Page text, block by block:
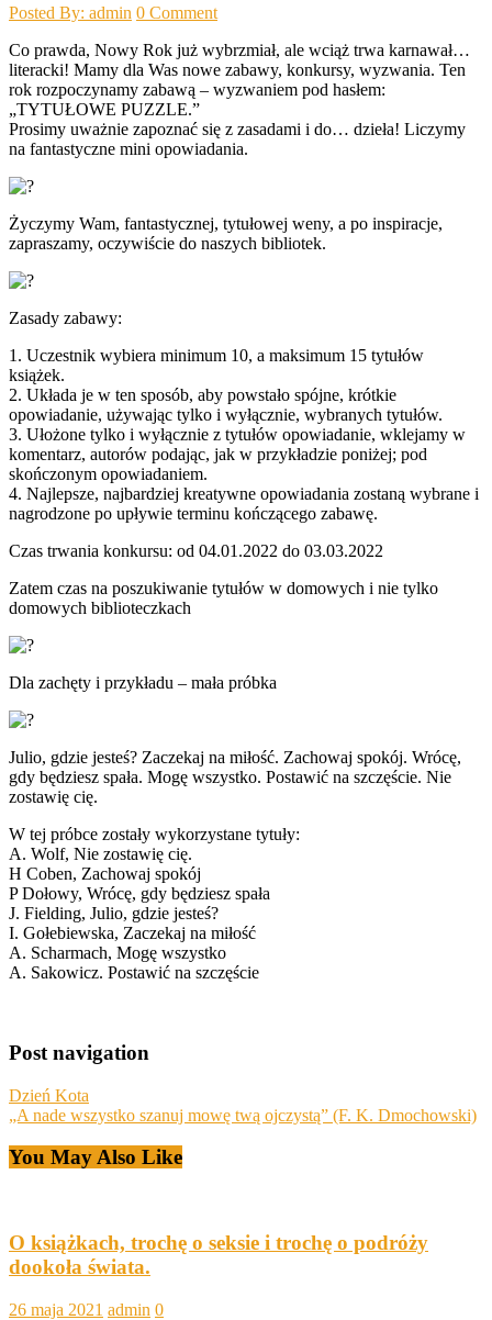
Posted By: admin 0 Comment
Co prawda, Nowy Rok już wybrzmiał, ale wciąż trwa karnawał…
literacki! Mamy dla Was nowe zabawy, konkursy, wyzwania. Ten
rok rozpoczynamy zabawą – wyzwaniem pod hasłem:
„TYTUŁOWE PUZZLE.”
Prosimy uważnie zapoznać się z zasadami i do… dzieła! Liczymy
na fantastyczne mini opowiadania.
Życzymy Wam, fantastycznej, tytułowej weny, a po inspiracje,
zapraszamy, oczywiście do naszych bibliotek.
Zasady zabawy:
1. Uczestnik wybiera minimum 10, a maksimum 15 tytułów
książek.
2. Układa je w ten sposób, aby powstało spójne, krótkie
opowiadanie, używając tylko i wyłącznie, wybranych tytułów.
3. Ułożone tylko i wyłącznie z tytułów opowiadanie, wklejamy w
komentarz, autorów podając, jak w przykładzie poniżej; pod
skończonym opowiadaniem.
4. Najlepsze, najbardziej kreatywne opowiadania zostaną wybrane i
nagrodzone po upływie terminu kończącego zabawę.
Czas trwania konkursu: od 04.01.2022 do 03.03.2022
Zatem czas na poszukiwanie tytułów w domowych i nie tylko
domowych biblioteczkach
Dla zachęty i przykładu – mała próbka
Julio, gdzie jesteś? Zaczekaj na miłość. Zachowaj spokój. Wrócę,
gdy będziesz spała. Mogę wszystko. Postawić na szczęście. Nie
zostawię cię.
W tej próbce zostały wykorzystane tytuły:
A. Wolf, Nie zostawię cię.
H Coben, Zachowaj spokój
P Dołowy, Wrócę, gdy będziesz spała
J. Fielding, Julio, gdzie jesteś?
I. Gołebiewska, Zaczekaj na miłość
A. Scharmach, Mogę wszystko
A. Sakowicz. Postawić na szczęście
Post navigation
Dzień Kota
„A nade wszystko szanuj mowę twą ojczystą” (F. K. Dmochowski)
You May Also Like
O książkach, trochę o seksie i trochę o podróży
dookoła świata.
26 maja 2021 admin 0